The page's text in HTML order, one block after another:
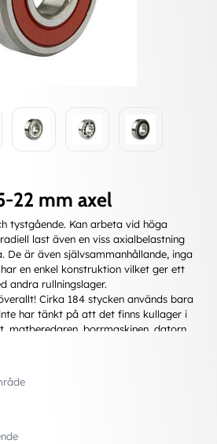
22 mm axel
tystgående. Kan arbeta vid höga
last även en viss axialbelastning
är även självsammanhållande, inga
en enkel konstruktion vilket ger ett
andra rullningslager.
Cirka 184 stycken används bara
har tänkt på att det finns kullager i
matberedaren, borrmaskinen, datorn,
med effektiva tätningar; de är då
normala förhållanden helt